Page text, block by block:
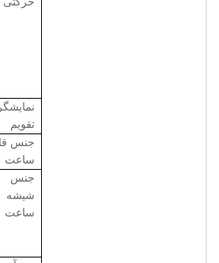
نمایشگر
تقویم
جنس
ساعت
جنس
شیشه
ساعت